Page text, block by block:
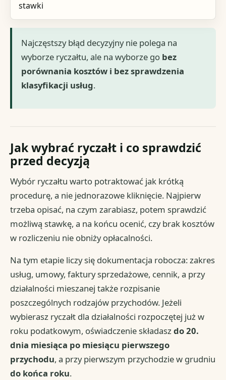
stawki
Najczęstszy błąd decyzyjny nie polega na
wyborze ryczałtu, ale na wyborze go bez
porównania kosztów i bez sprawdzenia
klasyfikacji usług.
Jak wybrać ryczałt i co sprawdzić
przed decyzją
Wybór ryczałtu warto potraktować jak krótką
procedurę, a nie jednorazowe kliknięcie. Najpierw
trzeba opisać, na czym zarabiasz, potem sprawdzić
możliwą stawkę, a na końcu ocenić, czy brak kosztów
w rozliczeniu nie obniży opłacalności.
Na tym etapie liczy się dokumentacja robocza: zakres
usług, umowy, faktury sprzedażowe, cennik, a przy
działalności mieszanej także rozpisanie
poszczególnych rodzajów przychodów. Jeżeli
wybierasz ryczałt dla działalności rozpoczętej już w
roku podatkowym, oświadczenie składaszdo 20.
dnia miesiąca po miesiącu pierwszego
przychodu, a przy pierwszym przychodzie w grudniu
do końca roku.